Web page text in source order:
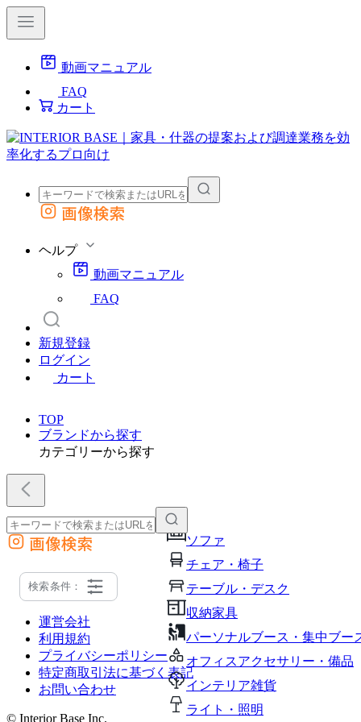
動画マニュアル
FAQ
カート
外部サイトの商品をカートに追加
画像検索
ヘルプ
動画マニュアル
FAQ
新規登録
ログイン
カート
TOP
ブランドから探す
カテゴリーから探す
ソファ
チェア・椅子
テーブル・デスク
収納家具
パーソナルブース・集中ブー
オフィスアクセサリー・備品
インテリア雑貨
ライト・照明
外部サイトの商品をカートに追加
他のサイトで見つけた商品ページのURLを貼り付けて、カートに追加できます
画像検索
検索条件：
運営会社
利用規約
プライバシーポリシー
特定商取引法に基づく表記
お問い合わせ
© Interior Base Inc.